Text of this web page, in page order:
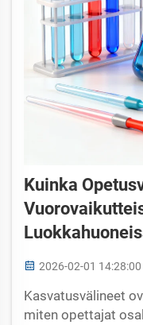
Kuinka
2026-02-01 14:28:00
Kasvatusvälineet
miten opettajat